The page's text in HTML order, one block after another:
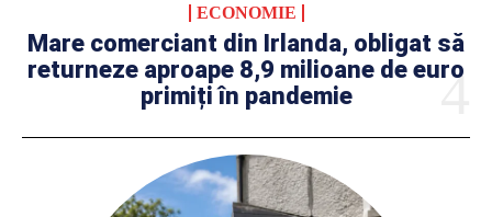
ECONOMIE
Mare comerciant din Irlanda, obligat să
returneze aproape 8,9 milioane de euro
primiți în pandemie